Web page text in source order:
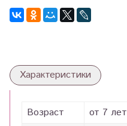
Характеристики
Возраст
от 7 лет